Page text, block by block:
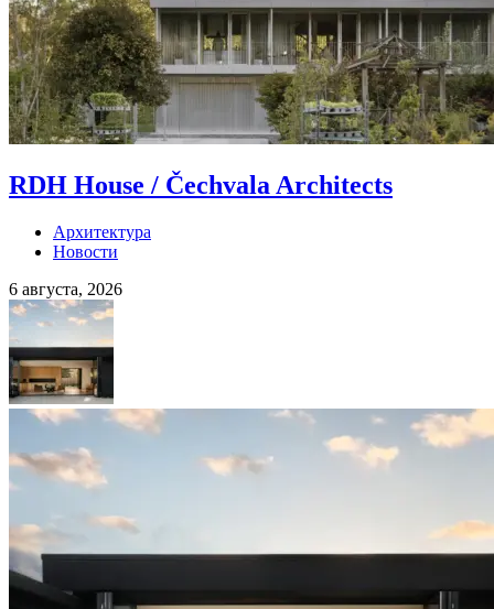
RDH House / Čechvala Architects
Архитектура
Новости
6 августа, 2026